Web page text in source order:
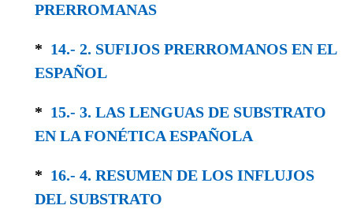
PRERRO­MANAS
* 14.- 2. SUFIJOS PRERROMANOS EN EL
ESPAÑOL
* 15.- 3. LAS LENGUAS DE SUBSTRATO
EN LA FONÉTICA ESPAÑOLA
* 16.- 4. RESUMEN DE LOS INFLUJOS
DEL SUBSTRATO